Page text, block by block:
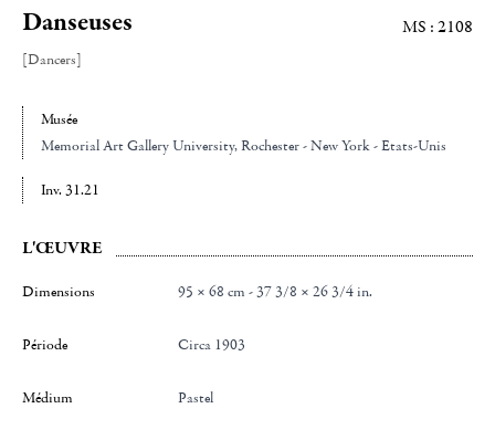
Danseuses
[Dancers]
MS : 2108
Musée
Memorial Art Gallery University, Rochester - New York - Etats-Unis
Inv. 31.21
L'ŒUVRE
Dimensions 95 × 68 cm - 37 3/8 × 26 3/4 in.
Période Circa 1903
Médium Pastel